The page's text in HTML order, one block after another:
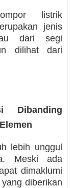
listrik
jenis
dari segi
dilihat dari
Dibanding
lebih unggul
Meski ada
dimaklumi
diberikan